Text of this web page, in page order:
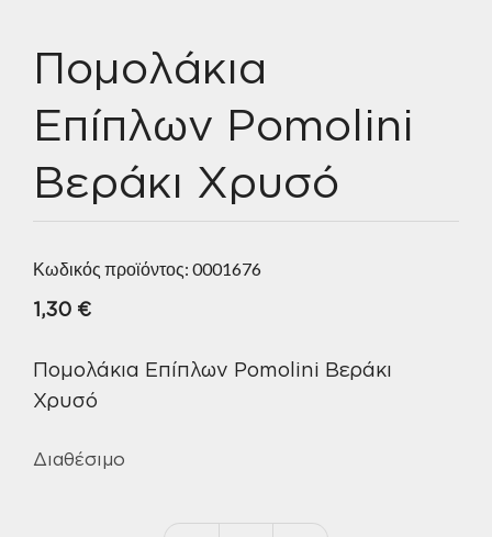
Πομολάκια
Επίπλων Pomolini
Βεράκι Χρυσό
Κωδικός προϊόντος: 0001676
1,30 €
Πομολάκια Επίπλων Pomolini Βεράκι
Χρυσό
Διαθέσιμο